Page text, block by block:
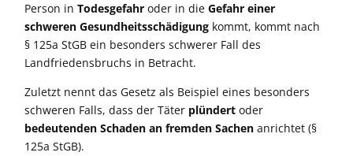
Person inTodesgefahr oder in dieGefahr einer
schweren Gesundheitsschädigung kommt, kommt nach
§ 125a StGB ein besonders schwerer Fall des
Landfriedensbruchs in Betracht.
Zuletzt nennt das Gesetz als Beispiel eines besonders
schweren Falls, dassder Täter plündert oder
bedeutenden Schaden an fremden Sachen anrichtet(§
125a StGB).